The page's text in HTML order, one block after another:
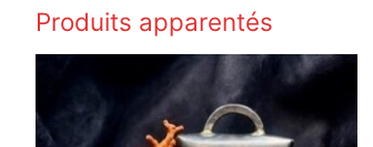
Produits apparentés